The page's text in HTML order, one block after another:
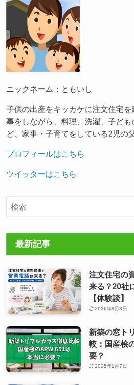
ニックネーム：ともいし
子供の出産をキッカケに注文住宅
事をしながら、料理、洗濯、子ど
ど、家事・子育てをしている2児の
プロフィールはこちら
ツイッターはこちら
最新記事
注文住宅の
来る？20社
【体験談】
2026年8月3日
新築の窓ト
較：国産桧
要？
2025年1月7日